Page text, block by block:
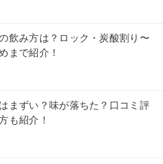
飲み方は？ロック・炭酸割り〜
まで紹介！
まずい？味が落ちた？口コミ評
も紹介！